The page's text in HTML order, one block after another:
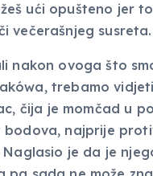
ući opušteno jer
večerašnjeg susreta.
nakon ovoga što
trebamo
čija je momčad u
najprije
Naglasio je da je